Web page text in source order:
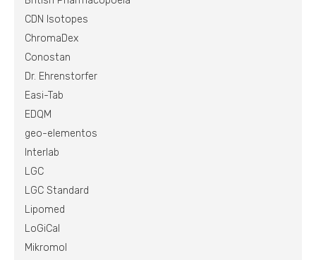
CDN Isotopes
ChromaDex
Conostan
Dr. Ehrenstorfer
Easi-Tab
EDQM
geo-elementos
Interlab
LGC
LGC Standard
Lipomed
LoGiCal
Mikromol